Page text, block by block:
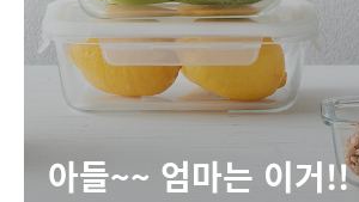
아들~~ 엄마는 이거!!